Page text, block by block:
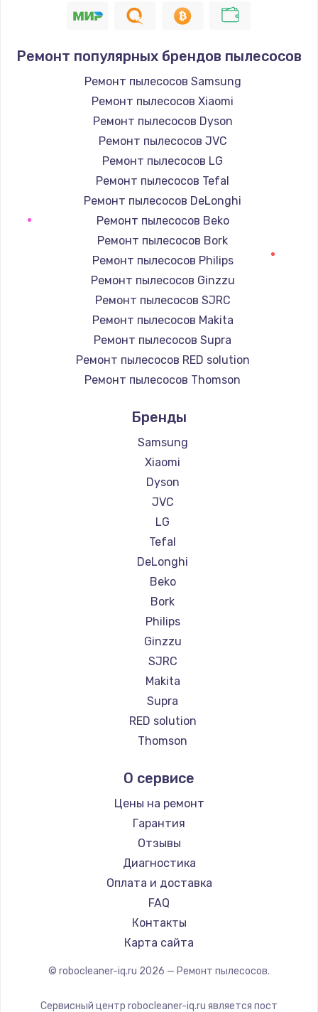
Ремонт популярных брендов пылесосов
Ремонт пылесосов Samsung
Ремонт пылесосов Xiaomi
Ремонт пылесосов Dyson
Ремонт пылесосов JVC
Ремонт пылесосов LG
Ремонт пылесосов Tefal
Ремонт пылесосов DeLonghi
Ремонт пылесосов Beko
Ремонт пылесосов Bork
Ремонт пылесосов Philips
Ремонт пылесосов Ginzzu
Ремонт пылесосов SJRC
Ремонт пылесосов Makita
Ремонт пылесосов Supra
Ремонт пылесосов RED solution
Ремонт пылесосов Thomson
Ремонт пылесосов lydsto
Ремонт пылесосов Atvel
Ремонт пылесосов Tineco
Ремонт пылесосов Tuvio
Ремонт пылесосов Clever clean
Ремонт пылесосов DEXP
Ремонт пылесосов Haier
Ремонт пылесосов Pioneer
Ремонт пылесосов Electrolux
Ремонт пылесосов Grundig
Ремонт пылесосов BBK
Ремонт пылесосов Scarlett
Ремонт пылесосов Kyvol
Ремонт пылесосов Eigen
Ремонт пылесосов Honor
Ремонт пылесосов Qyron
Ремонт пылесосов Doffler
Ремонт пылесосов Bosch
Ремонт пылесосов Elitech
Ремонт пылесосов STIHL
Ремонт пылесосов Kirby
Бренды
Samsung
Xiaomi
Dyson
JVC
LG
Tefal
DeLonghi
Beko
Bork
Philips
Ginzzu
SJRC
Makita
Supra
RED solution
Thomson
lydsto
Atvel
Tineco
Tuvio
Clever clean
DEXP
Haier
Pioneer
Electrolux
Scarlett
О сервисе
Цены на ремонт
Гарантия
Отзывы
Диагностика
Оплата и доставка
FAQ
Контакты
Карта сайта
© robocleaner-iq.ru 2026 — Ремонт пылесосов.
Сервисный центр robocleaner-iq.ru является пост